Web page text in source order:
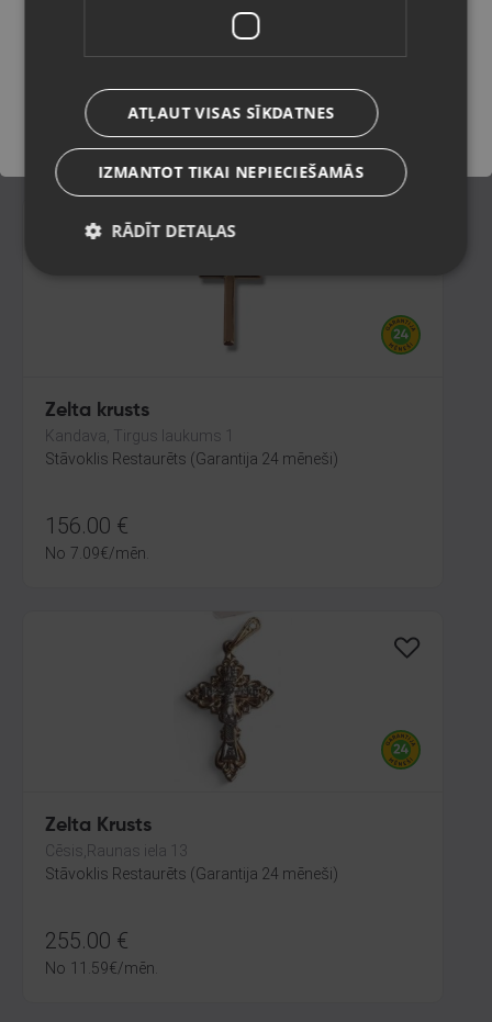
Rīga, Kurzemes prospekts 59a
Stāvoklis Restaurēts (Garantija 24 mēneši)
71.00
3.23€/mēn.
Zelta krusts
Kandava, Tirgus laukums 1
Stāvoklis Restaurēts (Garantija 24 mēneši)
156.00 €
No 7.09€/mēn.
Zelta Krusts
Cēsis,Raunas iela 13
Stāvoklis Restaurēts (Garantija 24 mēneši)
255.00 €
No 11.59€/mēn.
Saglabāt
ATĻAUT VISAS SĪKDATNES
IZMANTOT TIKAI NEPIECIEŠAMĀS
RĀDĪT DETAĻAS